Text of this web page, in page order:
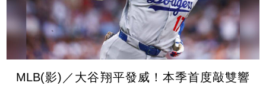
MLB(影)／大谷翔平發威！本季首度敲雙響